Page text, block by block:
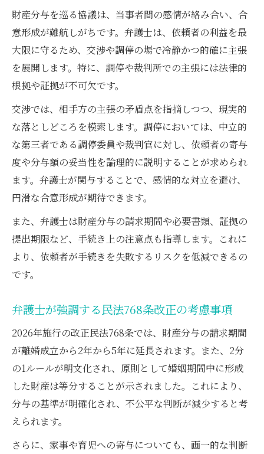
財産分与を巡る協議は、当事者間の感情が絡み合い、合
意形成が難航しがちです。弁護士は、依頼者の利益を最
大限に守るため、交渉や調停の場で冷静かつ的確に主張
を展開します。特に、調停や裁判所での主張には法律的
根拠や証拠が不可欠です。
交渉では、相手方の主張の矛盾点を指摘しつつ、現実的
な落としどころを模索します。調停においては、中立的
な第三者である調停委員や裁判官に対し、依頼者の寄与
度や分与額の妥当性を論理的に説明することが求められ
ます。弁護士が関与することで、感情的な対立を避け、
円滑な合意形成が期待できます。
また、弁護士は財産分与の請求期間や必要書類、証拠の
提出期限など、手続き上の注意点も指導します。これに
より、依頼者が手続きを失敗するリスクを低減できるの
です。
弁護士が強調する民法768条改正の考慮事項
2026年施行の改正民法768条では、財産分与の請求期間
が離婚成立から2年から5年に延長されます。また、2分
の1ルールが明文化され、原則として婚姻期間中に形成
した財産は等分することが示されました。これにより、
分与の基準が明確化され、不公平な判断が減少すると考
えられます。
さらに、家事や育児への寄与についても、画一的な判断